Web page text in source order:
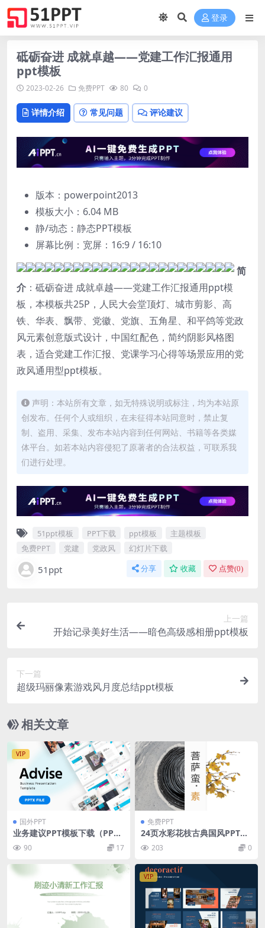
登录
砥砺奋进 成就卓越——党建工作汇报通用
ppt模板
2023-02-26 免费PPT 80 0
详情介绍 常见问题 评论建议
版本：powerpoint2013
模板大小： 6.04 MB
静/动态：静态PPT模板
屏幕比例：宽屏：16:9 / 16:10
简
介 ：砥砺奋进 成就卓越——党建工作汇报通用ppt模
板，本模板共25P，人民大会堂顶灯、城市剪影、高
铁、华表、飘带、党徽、党旗、五角星、和平鸽等党政
风元素创意版式设计，中国红配色，简约阴影风格图
表，适合党建工作汇报、党课学习心得等场景应用的党
政风通用型ppt模板。
声明：本站所有文章，如无特殊说明或标注，均为本站原
创发布。任何个人或组织，在未征得本站同意时，禁止复
制、盗用、采集、发布本站内容到任何网站、书籍等各类媒
体平台。如若本站内容侵犯了原著者的合法权益，可联系我
们进行处理。
51ppt模板 PPT下载 ppt模板
主题模板
免费PPT
党建 党政风 幻灯片下载
51ppt 分享 收藏 点赞(0)
上一篇
开始记录美好生活——暗色高级感相册ppt模板
下一篇
超级玛丽像素游戏风月度总结ppt模板
相关文章
VIP
国外PPT
业务建议PPT模板下载（PPT
X）90 17
免费PPT
24页水彩花枝古典国风PPT模
板下载
203 0
VIP